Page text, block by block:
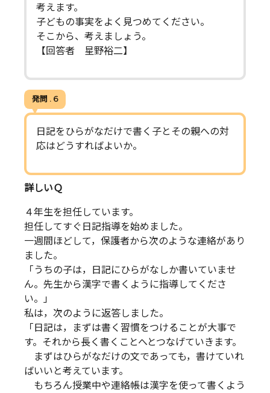
考えます。
子どもの事実をよく見つめてください。
そこから、考えましょう。
【回答者 星野裕二】
発問 . 6
日記をひらがなだけで書く子とその親への対
応はどうすればよいか。
詳しいＱ
４年生を担任しています。
担任してすぐ日記指導を始めました。
一週間ほどして，保護者から次のような連絡があり
ました。
「うちの子は，日記にひらがなしか書いていませ
ん。先生から漢字で書くように指導してくださ
い。」
私は，次のように返答しました。
「日記は，まずは書く習慣をつけることが大事で
す。それから長く書くことへとつなげていきます。
まずはひらがなだけの文であっても，書けていれ
ばいいと考えています。
もちろん授業中や連絡帳は漢字を使って書くよう